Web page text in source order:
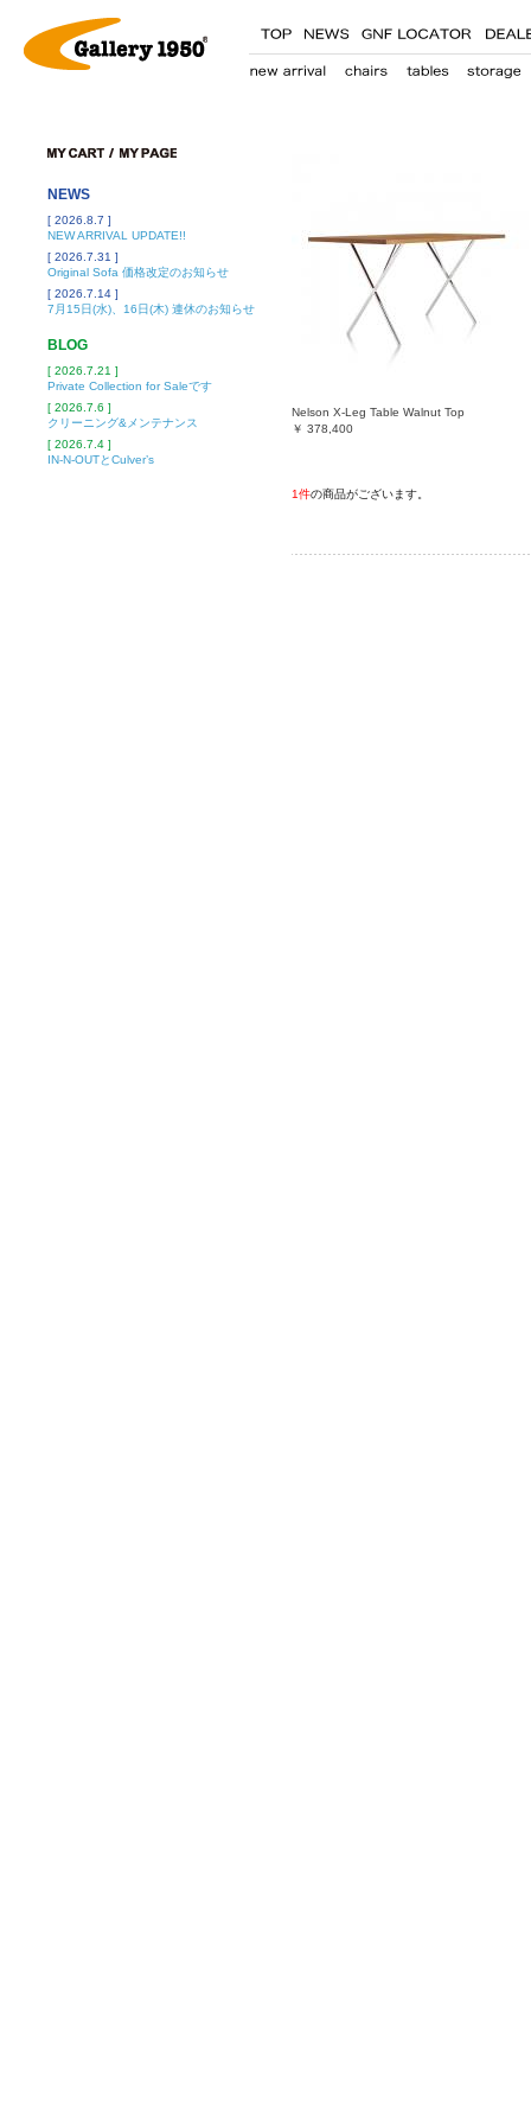
NEWS
[ 2026.8.7 ]
NEW ARRIVAL UPDATE!!
[ 2026.7.31 ]
Original Sofa 価格改定のお知らせ
[ 2026.7.14 ]
7月15日(水)、16日(木) 連休のお知らせ
BLOG
[ 2026.7.21 ]
Private Collection for Saleです
[ 2026.7.6 ]
クリーニング&メンテナンス
[ 2026.7.4 ]
IN-N-OUTとCulver’s
Nelson X-Leg Table Walnut Top
￥ 378,400
1件の商品がございます。